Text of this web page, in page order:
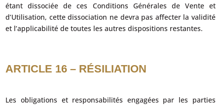
étant dissociée de ces Conditions Générales de Vente et
d’Utilisation, cette dissociation ne devra pas affecter la validité
et l’applicabilité de toutes les autres dispositions restantes.
ARTICLE 16 – RÉSILIATION
Les obligations et responsabilités engagées par les parties